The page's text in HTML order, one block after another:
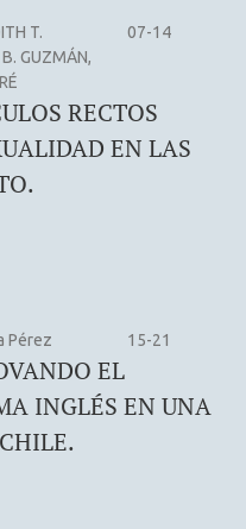
T.
GUZMÁN,
07-14
RECTOS
EN LAS
Pérez 15-21
EL
INGLÉS EN UNA